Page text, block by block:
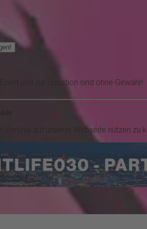
und zur Location sind ohne Gewähr!
Vorteile auf unserer Webseite nutzen zu